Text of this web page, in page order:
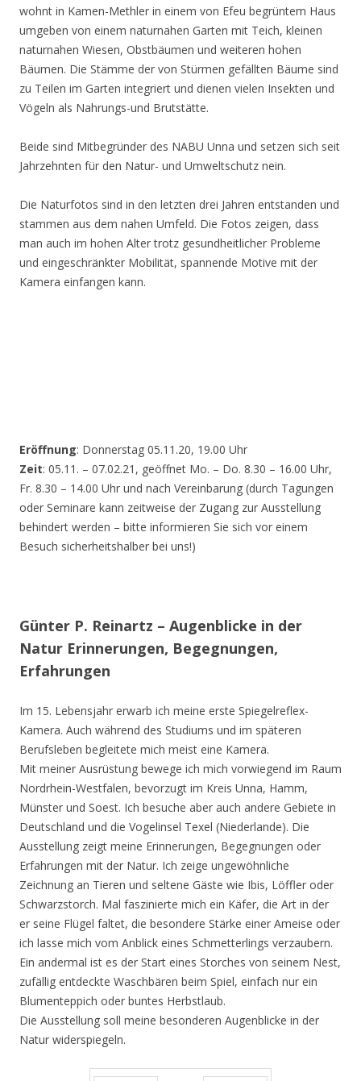
wohnt in Kamen-Methler in einem von Efeu begrüntem Haus
umgeben von einem naturnahen Garten mit Teich, kleinen
naturnahen Wiesen, Obstbäumen und weiteren hohen
Bäumen. Die Stämme der von Stürmen gefällten Bäume sind
zu Teilen im Garten integriert und dienen vielen Insekten und
Vögeln als Nahrungs-und Brutstätte.
Beide sind Mitbegründer des NABU Unna und setzen sich seit
Jahrzehnten für den Natur- und Umweltschutz nein.
Die Naturfotos sind in den letzten drei Jahren entstanden und
stammen aus dem nahen Umfeld. Die Fotos zeigen, dass
man auch im hohen Alter trotz gesundheitlicher Probleme
und eingeschränkter Mobilität, spannende Motive mit der
Kamera einfangen kann.
Eröffnung: Donnerstag 05.11.20, 19.00 Uhr
Zeit: 05.11. – 07.02.21, geöffnet Mo. – Do. 8.30 – 16.00 Uhr,
Fr. 8.30 – 14.00 Uhr und nach Vereinbarung (durch Tagungen
oder Seminare kann zeitweise der Zugang zur Ausstellung
behindert werden – bitte informieren Sie sich vor einem
Besuch sicherheitshalber bei uns!)
Günter P. Reinartz – Augenblicke in der
Natur Erinnerungen, Begegnungen,
Erfahrungen
Im 15. Lebensjahr erwarb ich meine erste Spiegelreflex-
Kamera. Auch während des Studiums und im späteren
Berufsleben begleitete mich meist eine Kamera.
Mit meiner Ausrüstung bewege ich mich vorwiegend im Raum
Nordrhein-Westfalen, bevorzugt im Kreis Unna, Hamm,
Münster und Soest. Ich besuche aber auch andere Gebiete in
Deutschland und die Vogelinsel Texel (Niederlande). Die
Ausstellung zeigt meine Erinnerungen, Begegnungen oder
Erfahrungen mit der Natur. Ich zeige ungewöhnliche
Zeichnung an Tieren und seltene Gäste wie Ibis, Löffler oder
Schwarzstorch. Mal faszinierte mich ein Käfer, die Art in der
er seine Flügel faltet, die besondere Stärke einer Ameise oder
ich lasse mich vom Anblick eines Schmetterlings verzaubern.
Ein andermal ist es der Start eines Storches von seinem Nest,
zufällig entdeckte Waschbären beim Spiel, einfach nur ein
Blumenteppich oder buntes Herbstlaub.
Die Ausstellung soll meine besonderen Augenblicke in der
Natur widerspiegeln.